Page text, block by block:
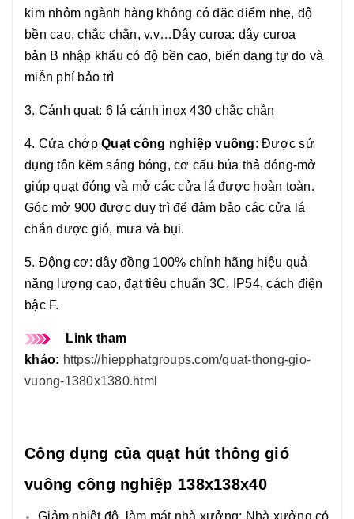
kim nhôm ngành hàng không có đặc điểm nhẹ, độ
bền cao, chắc chắn, v.v…Dây curoa: dây curoa
bản B nhập khẩu có độ bền cao, biến dạng tự do và
miễn phí bảo trì
3. Cánh quạt: 6 lá cánh inox 430 chắc chắn
4. Cửa chớp Quạt công nghiệp vuông: Được sử
dụng tôn kẽm sáng bóng, cơ cấu búa thả đóng-mở
giúp quạt đóng và mở các cửa lá được hoàn toàn.
Góc mở 900 được duy trì để đảm bảo các cửa lá
chắn được gió, mưa và bụi.
5. Động cơ: dây đồng 100% chính hãng hiệu quả
năng lượng cao, đạt tiêu chuẩn 3C, IP54, cách điện
bậc F.
Link tham
khảo: https://hiepphatgroups.com/quat-thong-gio-
vuong-1380x1380.html
Công dụng của quạt hút thông gió
vuông công nghiệp 138x138x40